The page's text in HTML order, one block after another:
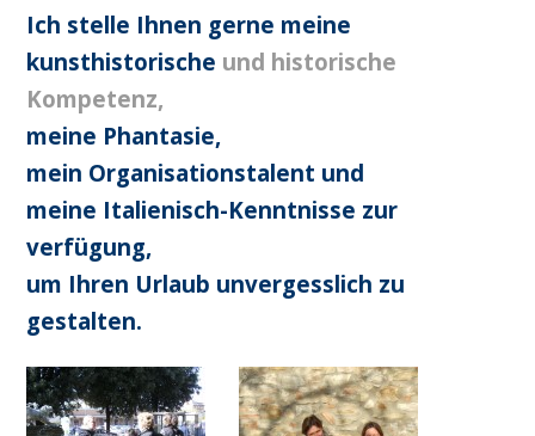
Ich stelle Ihnen gerne meine
kunsthistorische und historische
Kompetenz,
meine Phantasie,
mein Organisationstalent und
meine Italienisch-Kenntnisse zur
verfügung,
um Ihren Urlaub unvergesslich zu
gestalten.